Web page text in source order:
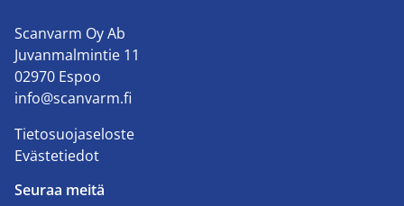
Scanvarm Oy Ab
Juvanmalmintie 11
02970 Espoo
info@scanvarm.fi
Tietosuojaseloste
Evästetiedot
Seuraa meitä